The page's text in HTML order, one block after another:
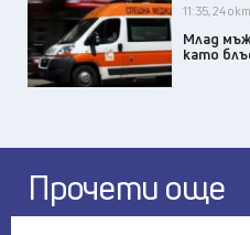
11:35, 24
Млад
като
Прочети още